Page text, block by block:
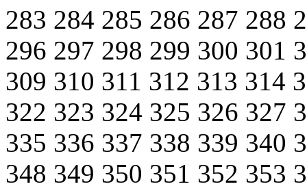
283 284 285 286 287 288
296 297 298 299 300 301
309 310 311 312 313 314
322 323 324 325 326 327
335 336 337 338 339 340
348 349 350 351 352 353